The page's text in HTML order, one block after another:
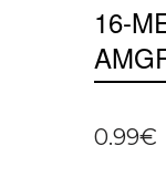
16-
0.99€